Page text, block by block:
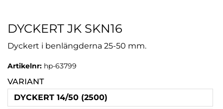
DYCKERT JK SKN16
Dyckert i benlängderna 25-50 mm.
Artikelnr: hp-63799
VARIANT
DYCKERT 14/50 (2500)